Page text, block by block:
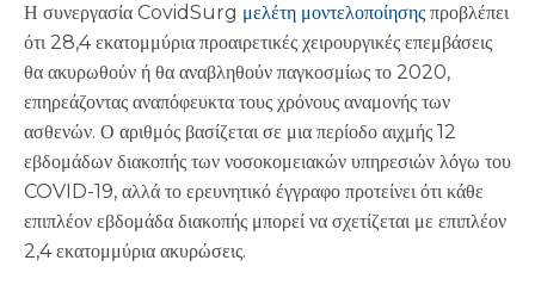
Η συνεργασία CovidSurg μελέτη μοντελοποίησης προβλέπει
ότι 28,4 εκατομμύρια προαιρετικές χειρουργικές επεμβάσεις
θα ακυρωθούν ή θα αναβληθούν παγκοσμίως το 2020,
επηρεάζοντας αναπόφευκτα τους χρόνους αναμονής των
ασθενών. Ο αριθμός βασίζεται σε μια περίοδο αιχμής 12
εβδομάδων διακοπής των νοσοκομειακών υπηρεσιών λόγω του
COVID-19, αλλά το ερευνητικό έγγραφο προτείνει ότι κάθε
επιπλέον εβδομάδα διακοπής μπορεί να σχετίζεται με επιπλέον
2,4 εκατομμύρια ακυρώσεις.